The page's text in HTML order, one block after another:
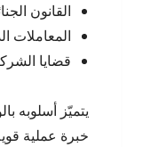
القانون
المعاملات
قضايا
يتميّز أسلوبه
خبرة عملية